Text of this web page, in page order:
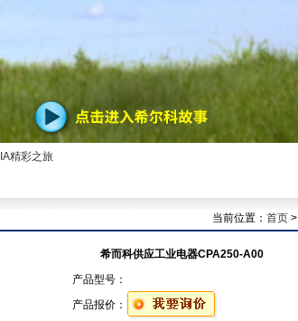
精彩之旅
当前位置： 首页 >
希而科供应工业电器CPA250-A00
产品型号：
产品报价：